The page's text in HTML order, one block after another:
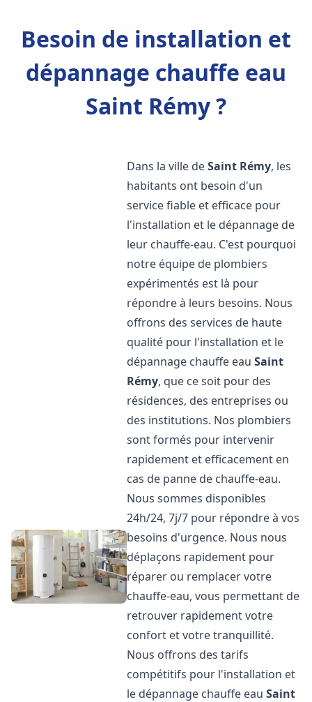
Besoin de installation et
dépannage chauffe eau
Saint Rémy ?
Dans la ville deSaint Rémy, les
habitants ont besoin d'un
service fiable et efficace pour
l'installation et le dépannage de
leur chauffe-eau. C'est pourquoi
notre équipe de plombiers
expérimentés est là pour
répondre à leurs besoins. Nous
offrons des services de haute
qualité pour l'installation et le
dépannage chauffe eauSaint
Rémy, que ce soit pour des
résidences, des entreprises ou
des institutions. Nos plombiers
sont formés pour intervenir
rapidement et efficacement en
cas de panne de chauffe-eau.
Nous sommes disponibles
24h/24, 7j/7 pour répondre à vos
besoins d'urgence. Nous nous
déplaçons rapidement pour
réparer ou remplacer votre
chauffe-eau, vous permettant de
retrouver rapidement votre
confort et votre tranquillité.
Nous offrons des tarifs
compétitifs pour l'installation et
le dépannage chauffe eauSaint